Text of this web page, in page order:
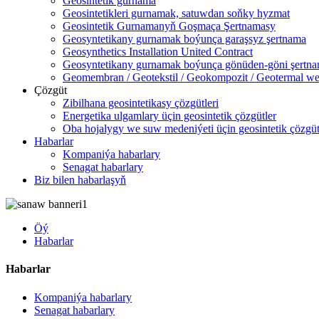
Geosintetikleri gurnamak, satuwdan soňky hyzmat
Geosintetik Gurnamanyň Goşmaça Şertnamasy
Geosyntetikany gurnamak boýunça garaşsyz şertnama
Geosynthetics Installation United Contract
Geosyntetikany gurnamak boýunça gönüden-göni
Geomembran / Geotekstil / Geokompozit / Geotermal
Çözgüt
Zibilhana geosintetikasy çözgütleri
Energetika ulgamlary üçin geosintetik çözgütler
Oba hojalygy we suw medeniýeti üçin geosintetik
Habarlar
Kompaniýa habarlary
Senagat habarlary
Biz bilen habarlaşyň
Öý
Habarlar
Habarlar
Kompaniýa habarlary
Senagat habarlary